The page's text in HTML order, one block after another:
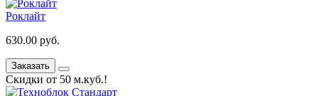
Роклайт
630.00 руб.
Заказать
Скидки от 50 м.куб.!